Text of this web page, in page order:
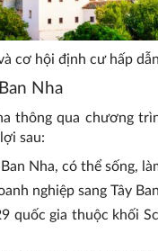
cơ hội định cư hấp dẫn
Nha
thông qua chương
sau:
Nha, có thể sống,
nghiệp sang Tây
gia thuộc khối